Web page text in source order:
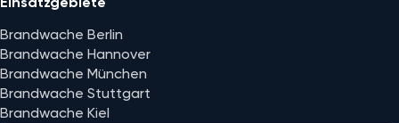
Brandwache Berlin
Brandwache Hannover
Brandwache München
Brandwache Stuttgart
Brandwache Kiel